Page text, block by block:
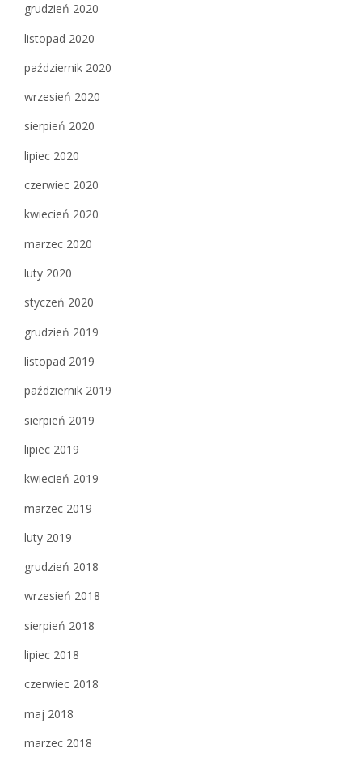
grudzień 2020
listopad 2020
październik 2020
wrzesień 2020
sierpień 2020
lipiec 2020
czerwiec 2020
kwiecień 2020
marzec 2020
luty 2020
styczeń 2020
grudzień 2019
listopad 2019
październik 2019
sierpień 2019
lipiec 2019
kwiecień 2019
marzec 2019
luty 2019
grudzień 2018
wrzesień 2018
sierpień 2018
lipiec 2018
czerwiec 2018
maj 2018
marzec 2018